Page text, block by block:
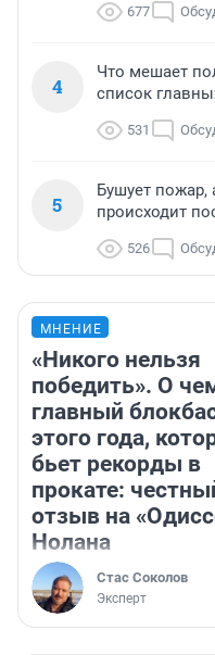
677
4
Что мешает
список
531
5
Бушует пожар,
происходит
526
МНЕНИЕ
«Никого нельзя
победить». О
главный
этого года,
бьет рекорды в
прокате:
отзыв на
Нолана
Стас Соколов
Эксперт